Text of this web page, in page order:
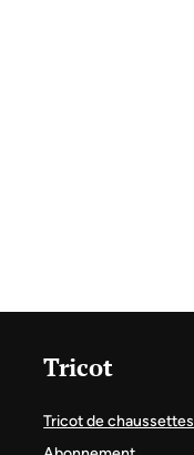
Tricot
Tricot de chaussettes